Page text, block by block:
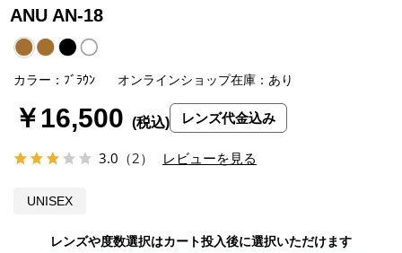
ANU AN-18
3.0 （2） レビューを見る
UNISEX
カラー：ﾌﾞﾗｳﾝ オンラインショップ在庫：あり
レンズや度数選択はカート投入後に選択いただけます
￥16,500 レンズ代金込み